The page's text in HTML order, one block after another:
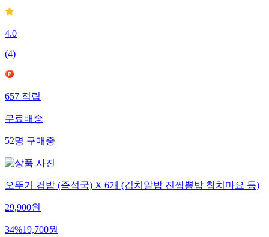
4.0
(4)
657적립
무료배송
52명구매중
오뚜기 컵밥 (즉석국) X 6개 (김치알밥 진짬뽕밥 참치마요 등)
29,900원
34%19,700원